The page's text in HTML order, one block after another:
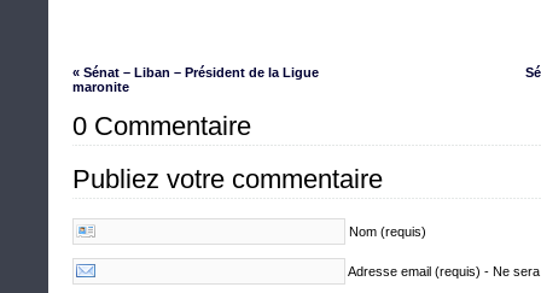
« Sénat – Liban – Président de la Ligue
maronite
0 Commentaire
Publiez votre commentaire
Nom (requis)
Adresse email (requis) - Ne